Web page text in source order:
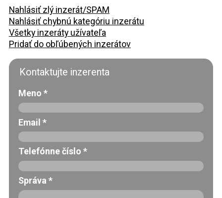
Nahlásiť zlý inzerát/SPAM
Nahlásiť chybnú kategóriu inzerátu
Všetky inzeráty užívateľa
Pridať do obľúbených inzerátov
Kontaktujte inzerenta
Meno *
Email *
Telefónne číslo *
Správa*